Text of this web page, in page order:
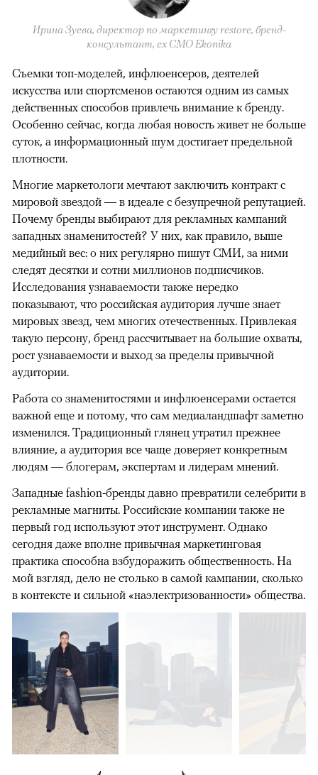
Ирина Зуева, директор по маркетингу restore, бренд-
консультант, eх CMO Ekonika
Съемки топ-моделей, инфлюенсеров, деятелей
искусства или спортсменов остаются одним из самых
действенных способов привлечь внимание к бренду.
Особенно сейчас, когда любая новость живет не больше
суток, а информационный шум достигает предельной
плотности.
Многие маркетологи мечтают заключить контракт с
мировой звездой — в идеале с безупречной репутацией.
Почему бренды выбирают для рекламных кампаний
западных знаменитостей? У них, как правило, выше
медийный вес: о них регулярно пишут СМИ, за ними
следят десятки и сотни миллионов подписчиков.
Исследования узнаваемости также нередко
показывают, что российская аудитория лучше знает
мировых звезд, чем многих отечественных. Привлекая
такую персону, бренд рассчитывает на большие охваты,
рост узнаваемости и выход за пределы привычной
аудитории.
Работа со знаменитостями и инфлюенсерами остается
важной еще и потому, что сам медиаландшафт заметно
изменился. Традиционный глянец утратил прежнее
влияние, а аудитория все чаще доверяет конкретным
людям — блогерам, экспертам и лидерам мнений.
Западные fashion-бренды давно превратили селебрити в
рекламные магниты. Российские компании также не
первый год используют этот инструмент. Однако
сегодня даже вполне привычная маркетинговая
практика способна взбудоражить общественность. На
мой взгляд, дело не столько в самой кампании, сколько
в контексте и сильной «наэлектризованности» общества.